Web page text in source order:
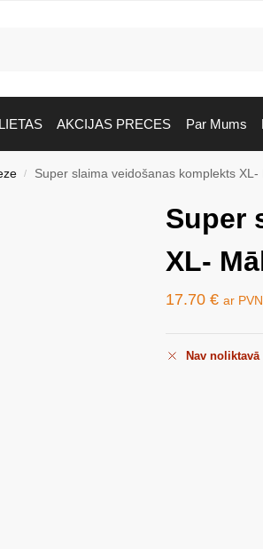
AKCIJAS PRECES Par Mums
/ Super slaima veidošanas komplekts XL-
Super
XL-
17.70 € ar
Nav noliktavā